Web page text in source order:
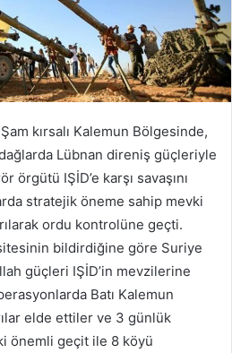
kırsalı Kalemun Bölgesinde,
dağlarda Lübnan direniş güçleriyle
IŞİD’e karşı savaşını
stratejik öneme sahip mevki
ordu kontrolüne geçti.
bildirdiğine göre Suriye
güçleri IŞİD’in mevzilerine
Batı Kalemun
elde ettiler ve 3 günlük
önemli geçit ile 8 köyü